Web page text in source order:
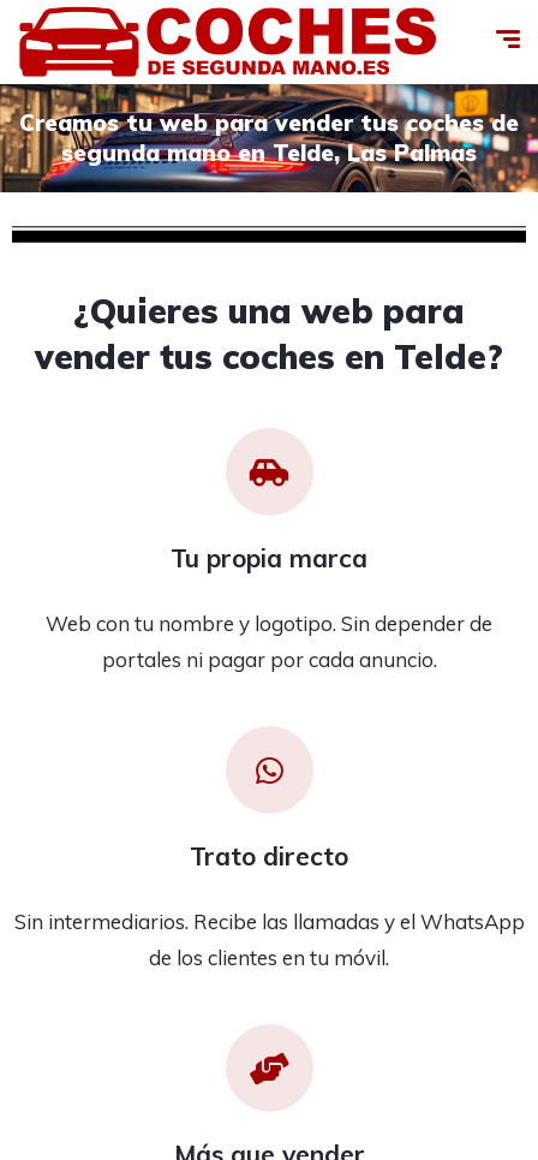
Creamos tu web para vender tus coches de
segunda mano en Telde, Las Palmas
¿Quieres una web para
vender tus coches en Telde?
Tu propia marca
Web con tu nombre y logotipo. Sin depender de
portales ni pagar por cada anuncio.
Trato directo
Sin intermediarios. Recibe las llamadas y el WhatsApp
de los clientes en tu móvil.